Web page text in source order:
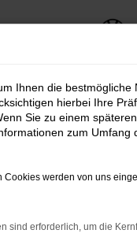
Ihnen die
hierbei Ihre
Sie zu einem
zum Umfang
Cookies werden von uns
sind erforderlich, um die